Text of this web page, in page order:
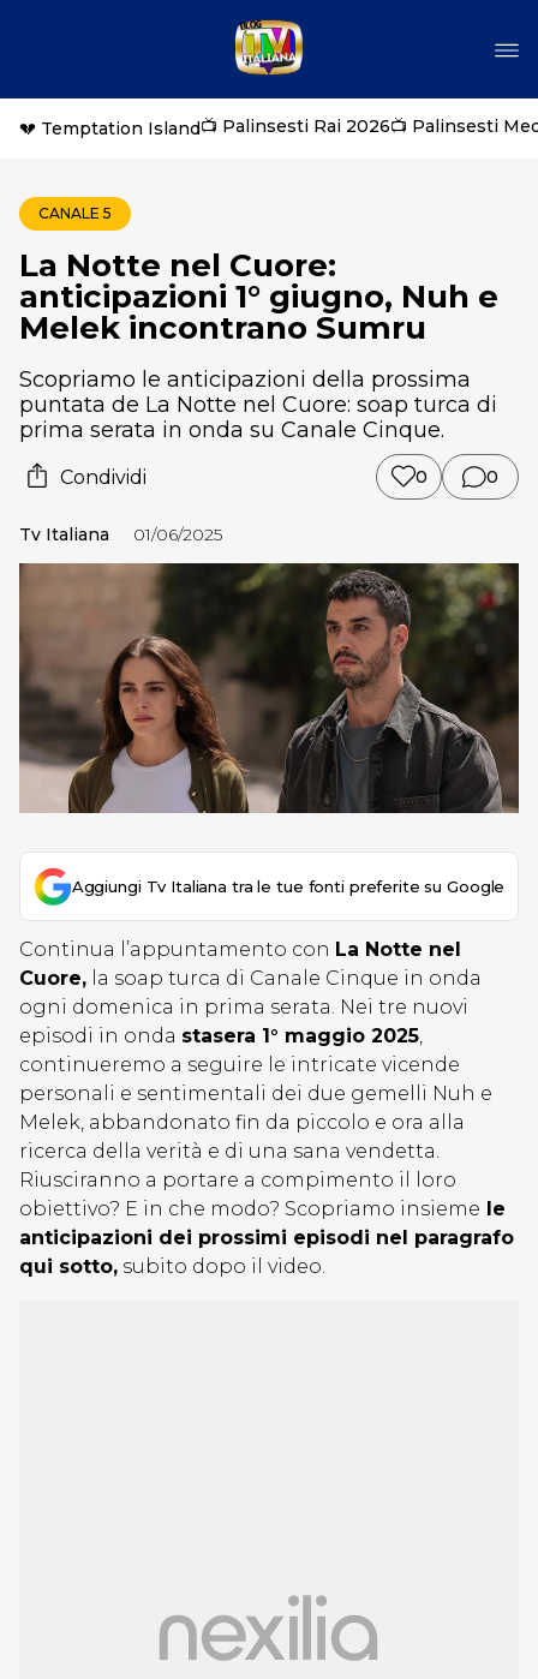
💔 Temptation Island📺 Palinsesti Rai 2026📺 Palinsesti
CANALE 5
La Notte nel Cuore:
anticipazioni 1° giugno, Nuh e
Melek incontrano Sumru
Scopriamo le anticipazioni della prossima
puntata de La Notte nel Cuore: soap turca di
prima serata in onda su Canale Cinque.
Condividi 0 0
Tv Italiana 01/06/2025
Aggiungi Tv Italiana tra le tue fonti preferite su Google
Continua l’appuntamento con La Notte nel
Cuore, la soap turca di Canale Cinque in onda
ogni domenica in prima serata. Nei tre nuovi
episodi in onda stasera 1° maggio 2025,
continueremo a seguire le intricate vicende
personali e sentimentali dei due gemelli Nuh e
Melek, abbandonato fin da piccolo e ora alla
ricerca della verità e di una sana vendetta.
Riusciranno a portare a compimento il loro
obiettivo? E in che modo? Scopriamo insieme le
anticipazioni dei prossimi episodi nel paragrafo
qui sotto, subito dopo il video.